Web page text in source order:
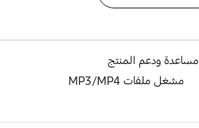
مساعدة ودعم المنتج
مشغل ملفات MP3/MP4